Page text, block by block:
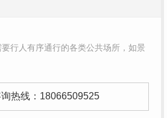
行人有序通行的各类公共场所，如景
热线： 18066509525